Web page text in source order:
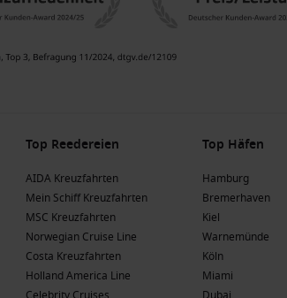
Top Reedereien
AIDA Kreuzfahrten
Mein Schiff Kreuzfahrten
MSC Kreuzfahrten
Norwegian Cruise Line
Costa Kreuzfahrten
Holland America Line
Top Häfen
Hamburg
Bremerhaven
Kiel
Warnemünde
Köln
Miami